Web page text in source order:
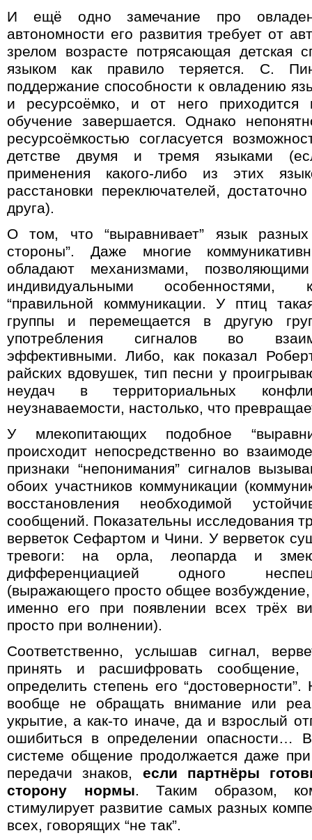
И ещё одно замечание про
автономности его развития требует от
зрелом возрасте потрясающая детская
языком как правило теряется. С.
поддержание способности к овладению
и ресурсоёмко, и от него приходится
обучение завершается. Однако
ресурсоёмкостью согласуется
детстве двумя и тремя языками
применения какого-либо из этих
расстановки переключателей,
друга).
О том, что “выравнивает” язык
стороны”. Даже многие
обладают механизмами,
индивидуальными особенностями,
“правильной коммуникации. У птиц
группы и перемещается в другую
употребления сигналов во
эффективными. Либо, как показал
райских вдовушек, тип песни у
неудач в территориальных
неузнаваемости, настолько, что
У млекопитающих подобное
происходит непосредственно во
признаки “непонимания” сигналов
обоих участников коммуникации
восстановления необходимой
сообщений. Показательны исследования
верветок Сефартом и Чини. У верветок
тревоги: на орла, леопарда и
дифференциацией одного
(выражающего просто общее
именно его при появлении всех трёх
просто при волнении).
Соответственно, услышав сигнал,
принять и расшифровать
определить степень его
вообще не обращать внимание или
укрытие, а как-то иначе, да и взрослый
ошибиться в определении опасности…
системе общение продолжается даже
передачи знаков, если партнёры
сторону нормы. Таким образом,
стимулирует развитие самых разных
всех, говорящих “не так”.